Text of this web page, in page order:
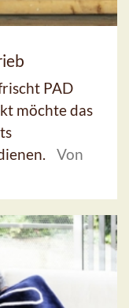
PAD
möchte das
Von